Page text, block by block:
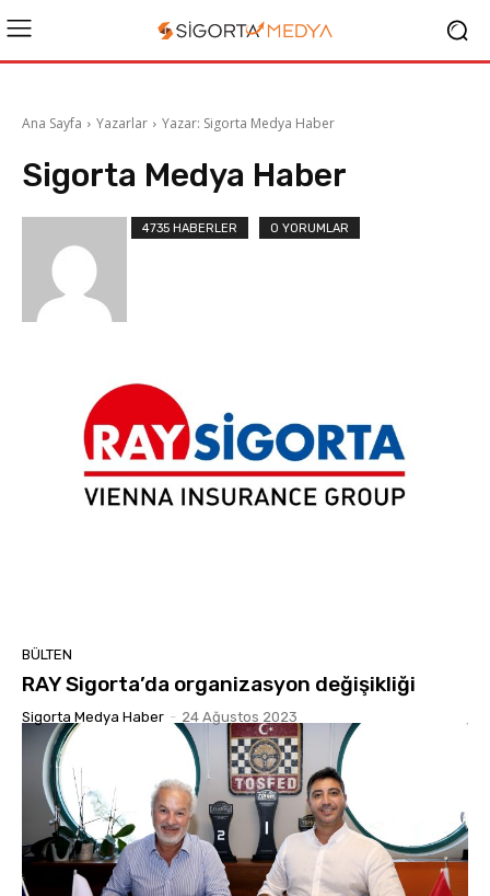
Ana Sayfa Yazarlar Yazar: Sigorta Medya Haber
Sigorta Medya Haber
4735 HABERLER 0 YORUMLAR
BÜLTEN
RAY Sigorta’da organizasyon değişikliği
Sigorta Medya Haber - 24 Ağustos 2023